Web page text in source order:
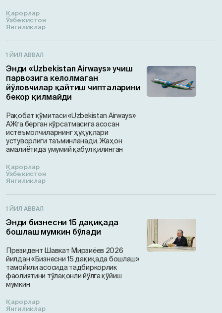
Қарорлар
Ўзбекистон
Янгиликлар
1 ЙИЛ АВВАЛ
Энди «Uzbekistan Airways» учиш
парвозига келолмаган
йўловчилар қайтиш чипталарини
бекор қилмайди
Рақобат қўмитаси «Uzbekistan Airways»
АЖга берган кўрсатмасига асосан
истеъмолчиларнинг ҳуқуқлари
устуворлиги таъминланади. Жаҳон
амалиётида умумий қабул қилинган
Қарорлар
Ўзбекистон
Янгиликлар
1 ЙИЛ АВВАЛ
Энди бизнесни 15 дақиқада
бошлаш мумкин бўлади
Президент Шавкат Мирзиёев 2026
йилдан «Бизнесни 15 дақиқада бошлаш»
тамойили асосида тадбиркорлик
фаолиятини тўлақонли йўлга қўйиш
мумкин
Қарорлар
Янгиликлар